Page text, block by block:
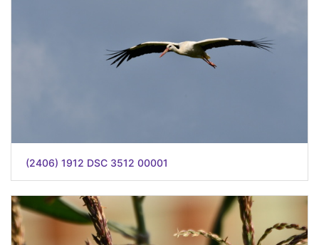
(2406) 1912 DSC 3512 00001